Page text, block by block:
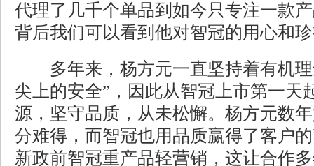
代理了几千个单品到如今只专注一款
背后我们可以看到他对智冠的用心和
多年来，杨方元一直坚持着有机理
尖上的安全”，因此从智冠上市第一天
源，坚守品质，从未松懈。杨方元数
分难得，而智冠也用品质赢得了客户
新政前智冠重产品轻营销，这让合作